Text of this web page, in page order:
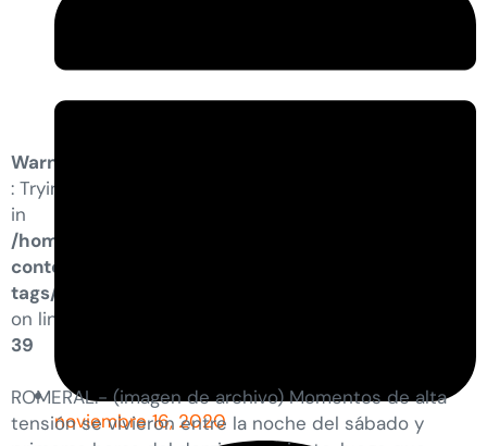
noviembre 16, 2020
Warning
: Trying to access array offset on value of type bool
in
/home/condell/public_html/wp-
content/plugins/elementor-pro/modules/dynamic-
tags/tags/post-featured-image.php
on line
39
ROMERAL.- (imagen de archivo) Momentos de alta
tensión se vivieron entre la noche del sábado y